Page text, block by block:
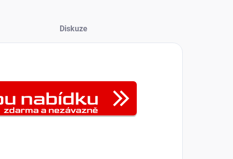
Diskuze